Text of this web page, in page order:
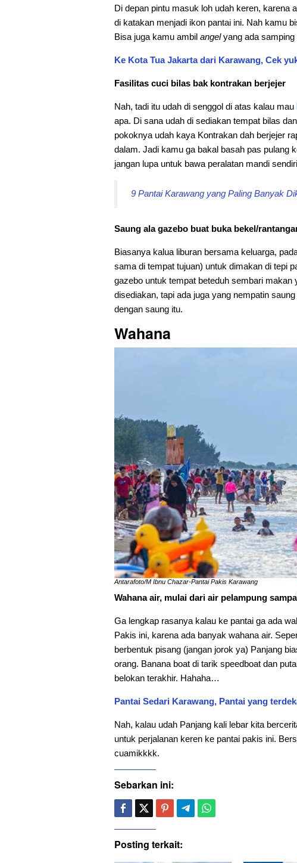
Di depan pintu masuk loh udah keren, karena
di katakan menjadi ikon pantai ini. Nah kamu
Bisa juga kamu ambil angelyang ada
Ke Kota Tua Jakarta dari Karawang, Cek
Fasilitas cuci bilas bak kontrakan berjejer
Nah, tadi itu udah di senggol di atas kalau mau
apa. Di sana udah di sediakan tempat bilas
pokoknya udah kaya Kontrakan dah berjejer
dalam. Jadi kamu ga bakal basah pas pulang
jangan lupa untuk bawa peralatan mandi
9 Pantai Karawang yang Paling Banyak
Saung ala gazebo buat buka bekel/
Biasanya kalua liburan bersama keluarga,
sama di tempat tujuan) untuk dimakan di tepi
gazebo untuk tempat beteduh sembari
disediakan, tapi ada juga yang nempatin
dengan saung itu.
Wahana
Antarafoto/M Ibnu Chazar-Pantai Pakis Karawang
Wahana air, mulai dari air pelampung
Ga lengkap rasanya kalau ke pantai ga ada
Pakis ini, karena ada banyak wahana air.
berbentuk pisang (jangan jorok ya) Panjang
orang. Banana boat di tarik speedboat dan
belokan terakhir. Hahaha…
Pantai Sedari Karawang, Pantai yang
Nah, kalau udah Panjang kali lebar kita
untuk perjalanan keren ke pantai pakis ini.
cuamikkkk.
Sebarkan ini:
Posting terkait: